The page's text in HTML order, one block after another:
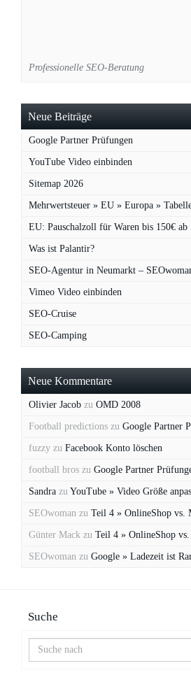
Professionelle SEO-Beratung
Neue Beiträge
Google Partner Prüfungen
YouTube Video einbinden
Sitemap 2026
Mehrwertsteuer » EU » Europa »
EU: Pauschalzoll für Waren bis 150€
Was ist Palantir?
SEO-Agentur in Neumarkt –
Vimeo Video einbinden
SEO-Cruise
SEO-Camping
Neue Kommentare
Olivier Jacob zu OMD 2008
Football predictions zu Google Partner
fuzzy zu Facebook Konto löschen
football bros zu Google Partner
Sandra zu YouTube » Video Größe
SEOwoman zu Teil 4 » OnlineShop vs.
Günter Mack zu Teil 4 » OnlineShop
SEOwoman zu Google » Ladezeit ist
Suche